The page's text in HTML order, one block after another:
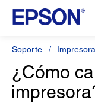
Soporte
¿Cómo